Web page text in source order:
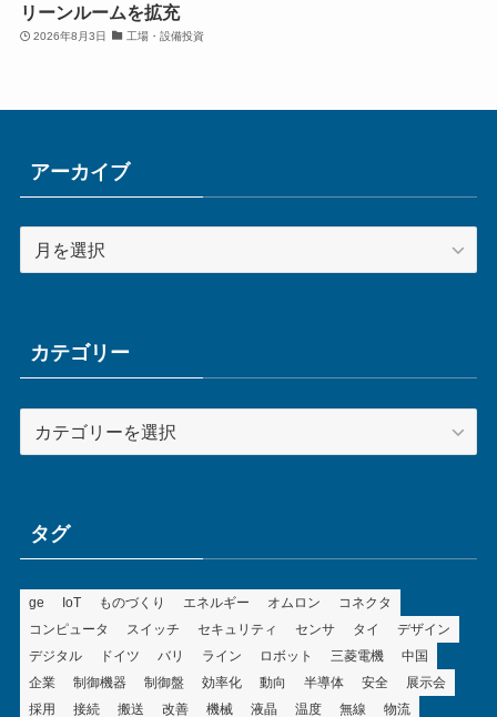
リーンルームを拡充
2026年8月3日 工場・設備投資
アーカイブ
ー
ブカテゴリー
テ
ータグ
ge IoT ものづくり エネルギー オムロン
コネクタ
コンピュータ
スイッチ セキュリティ センサ タイ
デザイン
デジタル
ドイツ バリ ライン ロボット 三菱電機
中国
企業
制御機器 制御盤 効率化 動向 半導体 安全
展示会
採用
接続 搬送 改善 機械 液晶 温度 無線 物流